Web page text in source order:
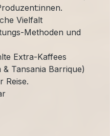
Vielfalt
Methoden und
Extra-Kaffees
Tansania Barrique)
Reise.